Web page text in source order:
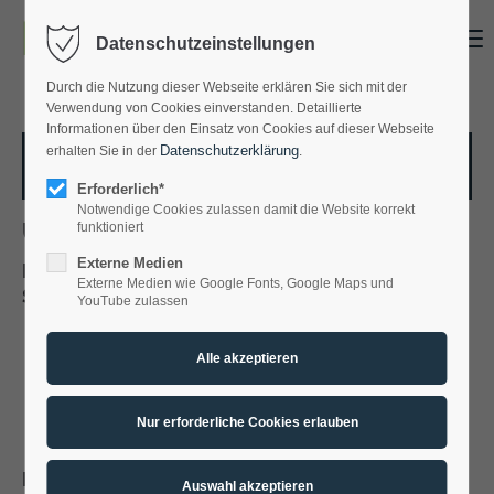
Erreichbarkeit
Sie erreichen unsere Zentrale von
9:00 – 14:00 Uhr
Kontakt
Heidingsfelder Weg 20
Sie haben Fragen?
06282 30794-0
Unsere Social-Media-Auftritte
Diese Datenschutzerklärung gilt für folgende
Social-Media-Auftritte
https://www.facebook.com/people/Metallbau-
Konrad-GmbH/100077879286111
https://www.instagram.com/metallbaukonradgmbh
https://www.tiktok.com/@metallbau_konrad?
Datenverarbeitung durch soziale Netzwerke
Datenschutzeinstellungen
Durch die Nutzung dieser Webseite erklären Sie sich mit der
Verwendung von Cookies einverstanden. Detaillierte
Informationen über den Einsatz von Cookies auf dieser Webseite
erhalten Sie in der Datenschutzerklärung.
Erforderlich*
Notwendige Cookies zulassen damit die Website korrekt
funktioniert
Externe Medien
Externe Medien wie Google Fonts, Google Maps und
YouTube zulassen